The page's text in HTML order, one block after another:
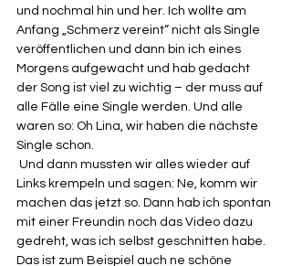
und nochmal hin und her. Ich wollte am
Anfang „Schmerz vereint“ nicht als Single
veröffentlichen und dann bin ich eines
Morgens aufgewacht und hab gedacht
der Song ist viel zu wichtig – der muss auf
alle Fälle eine Single werden. Und alle
waren so: Oh Lina, wir haben die nächste
Single schon.
Links krempeln und sagen: Ne, komm wir
machen das jetzt so. Dann hab ich spontan
mit einer Freundin noch das Video dazu
gedreht, was ich selbst geschnitten habe.
Das ist zum Beispiel auch ne schöne